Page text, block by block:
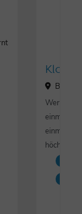
Wer
einmal
höchster